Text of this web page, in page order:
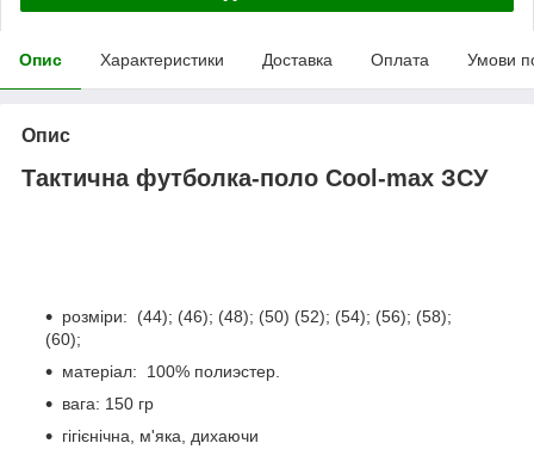
Опис Характеристики Доставка Оплата Умови
Опис
Тактична футболка-поло Cool-max ЗСУ
розміри: (44); (46); (48); (50) (52); (54); (56); (58);
(60);
матеріал: 100% полиэстер.
вага: 150 гр
гігієнічна, м'яка, дихаючи